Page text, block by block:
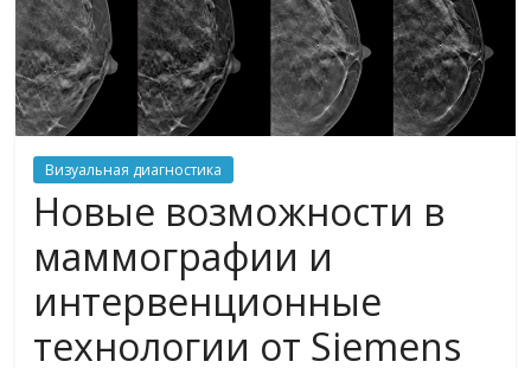
Визуальная диагностика
Новые возможности в
маммографии и
интервенционные
технологии от Siemens